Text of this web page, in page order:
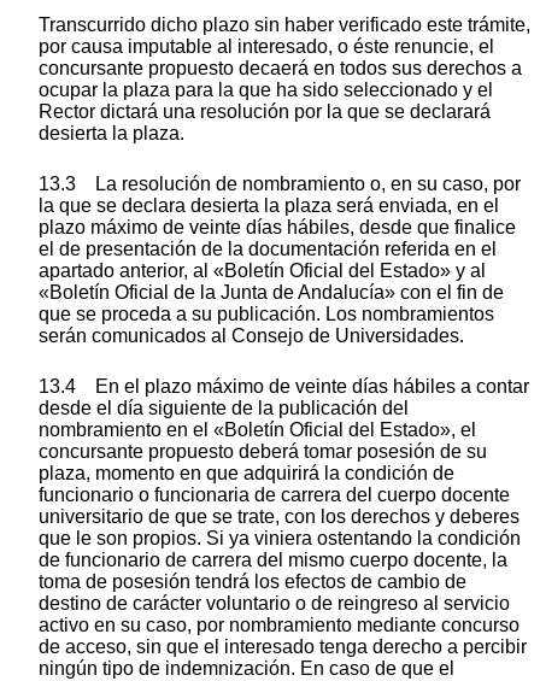
Transcurrido dicho plazo sin haber verificado este trámite,
por causa imputable al interesado, o éste renuncie, el
concursante propuesto decaerá en todos sus derechos a
ocupar la plaza para la que ha sido seleccionado y el
Rector dictará una resolución por la que se declarará
desierta la plaza.
13.3 La resolución de nombramiento o, en su caso, por
la que se declara desierta la plaza será enviada, en el
plazo máximo de veinte días hábiles, desde que finalice
el de presentación de la documentación referida en el
apartado anterior, al «Boletín Oficial del Estado» y al
«Boletín Oficial de la Junta de Andalucía» con el fin de
que se proceda a su publicación. Los nombramientos
serán comunicados al Consejo de Universidades.
13.4 En el plazo máximo de veinte días hábiles a contar
desde el día siguiente de la publicación del
nombramiento en el «Boletín Oficial del Estado», el
concursante propuesto deberá tomar posesión de su
plaza, momento en que adquirirá la condición de
funcionario o funcionaria de carrera del cuerpo docente
universitario de que se trate, con los derechos y deberes
que le son propios. Si ya viniera ostentando la condición
de funcionario de carrera del mismo cuerpo docente, la
toma de posesión tendrá los efectos de cambio de
destino de carácter voluntario o de reingreso al servicio
activo en su caso, por nombramiento mediante concurso
de acceso, sin que el interesado tenga derecho a percibir
ningún tipo de indemnización. En caso de que el